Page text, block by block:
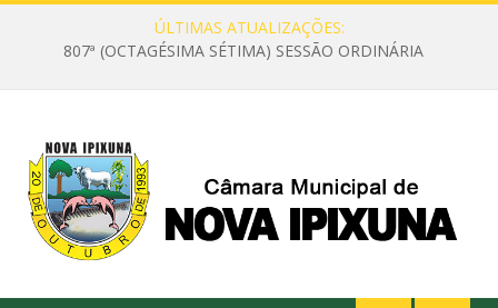
ÚLTIMAS ATUALIZAÇÕES:
807ª (OCTAGÉSIMA SÉTIMA) SESSÃO ORDINÁRIA